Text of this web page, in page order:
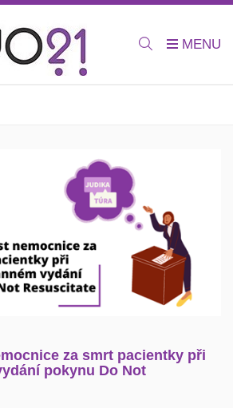
za smrt pacientky při
pokynu Do Not